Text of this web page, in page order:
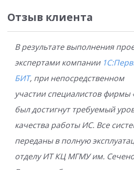
Отзыв клиента
В результате выполнения
экспертами компании
БИТ, при непосредственном
участии специалистов фирмы
был достигнут требуемый
качества работы ИС. Все
переданы в полную
отделу ИТ КЦ МГМУ им.